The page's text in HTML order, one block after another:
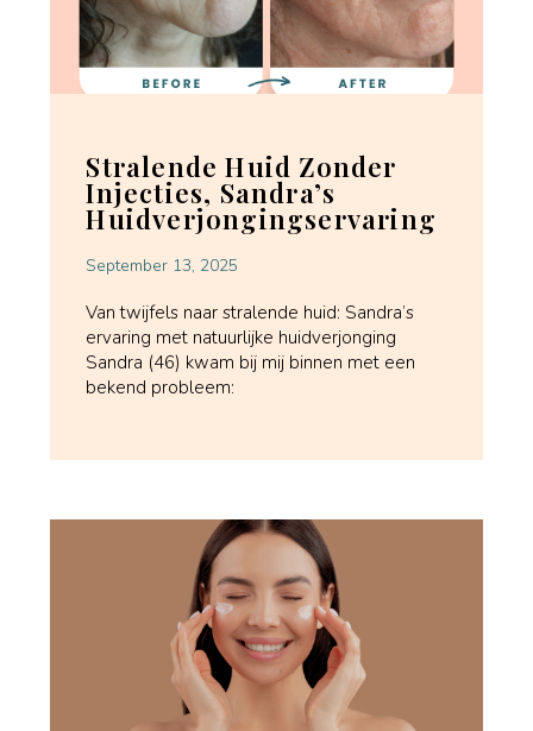
Stralende Huid Zonder
Injecties, Sandra’s
Huidverjongingservaring
September 13, 2025
Van twijfels naar stralende huid: Sandra’s
ervaring met natuurlijke huidverjonging
Sandra (46) kwam bij mij binnen met een
bekend probleem: